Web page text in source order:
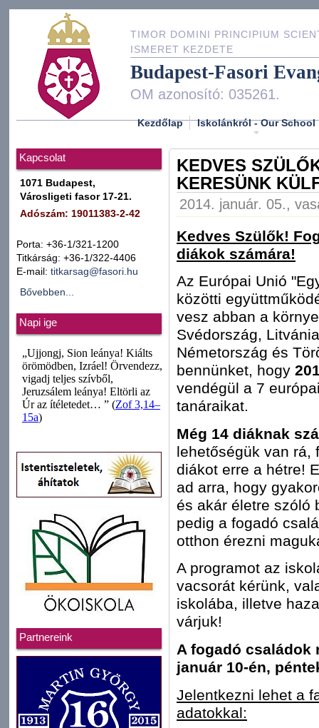
TIMOR DOMINI PRINCIPIUM
ISMERET KEZDETE
Budapest-Fasori
OM azonosító: 035261.
Kezdőlap Iskolánkról - Our School
Kapcsolat
1071 Budapest,
Városligeti fasor 17-21.
Adószám: 19011383-2-42
Porta: +36-1/321-1200
Titkárság: +36-1/322-4406
E-mail: titkarsag@fasori.hu
Bővebben...
Napi ige
Partnereink
KEDVES
KERESÜNK
2014. január. 05.,
Kedves Szülők!
diákok számára!
Az Európai Unió
közötti
vesz abban a
Svédország,
Németország és
bennünket, hogy
vendégül a 7
tanáraikat.
Még 14 diáknak
lehetőségük van rá,
diákot erre a hétre!
ad arra, hogy
és akár életre szóló
pedig a fogadó
otthon érezni
A programot az
vacsorát kérünk,
iskolába, illetve
várjuk!
A fogadó családok
január 10-én,
Jelentkezni lehet a
adatokkal: